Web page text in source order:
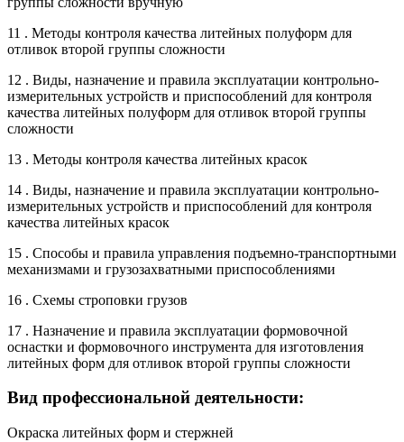
11 . Методы контроля качества литейных полуформ для
отливок второй группы сложности
12 . Виды, назначение и правила эксплуатации контрольно-
измерительных устройств и приспособлений для контроля
качества литейных полуформ для отливок второй группы
сложности
13 . Методы контроля качества литейных красок
14 . Виды, назначение и правила эксплуатации контрольно-
измерительных устройств и приспособлений для контроля
качества литейных красок
15 . Способы и правила управления подъемно-транспортными
механизмами и грузозахватными приспособлениями
16 . Схемы строповки грузов
17 . Назначение и правила эксплуатации формовочной
оснастки и формовочного инструмента для изготовления
литейных форм для отливок второй группы сложности
Вид профессиональной деятельности:
Окраска литейных форм и стержней